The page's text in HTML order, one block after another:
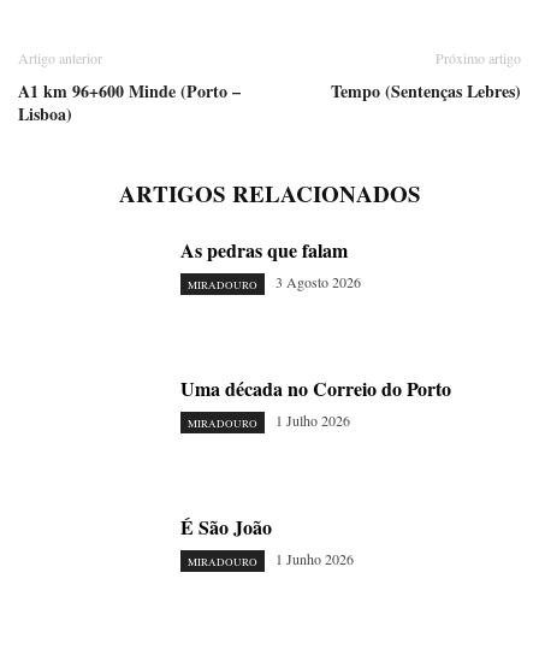
Artigo anterior
A1 km 96+600 Minde (Porto –
Lisboa)
Próximo artigo
Tempo (Sentenças Lebres)
ARTIGOS RELACIONADOS
As pedras que falam
MIRADOURO 3 Agosto 2026
Uma década no Correio do Porto
MIRADOURO 1 Julho 2026
É São João
MIRADOURO 1 Junho 2026